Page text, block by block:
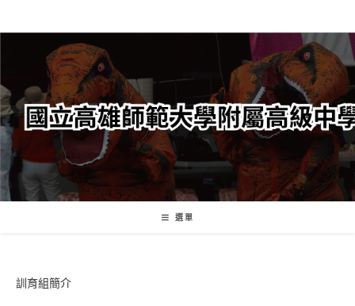
轉
要
內
容
選單
訓育組簡介